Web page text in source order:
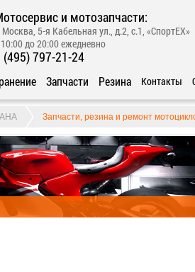
и мотозапчасти:
Москва, 5-я Кабельная ул., д.2, с.1, «СпортЕХ»
до 20:00 ежедневно
(495) 797-21-24
Запчасти Резина Контакты
Запчасти, резина и ремонт